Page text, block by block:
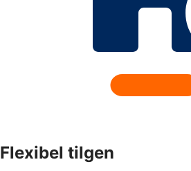
Flexibel tilgen